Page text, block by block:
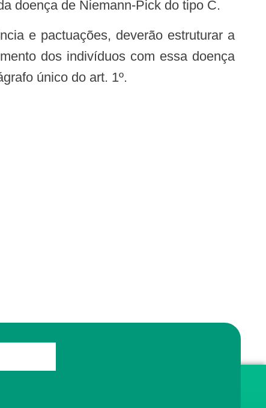
doença de Niemann-Pick do tipo C.
dos indivíduos com essa doença
único do art. 1º.